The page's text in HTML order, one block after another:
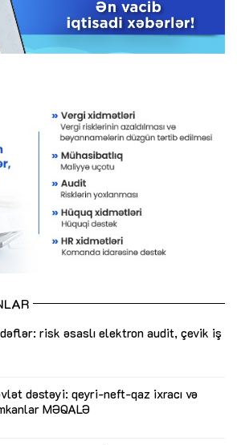
risk əsaslı elektron audit, çevik iş
dəstəyi: qeyri-neft-qaz ixracı və
MƏQALƏ